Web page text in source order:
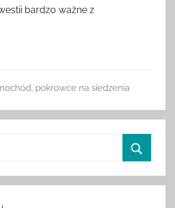
bardzo ważne z
pokrowce na siedzenia